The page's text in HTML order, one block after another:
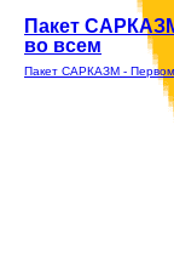
Пакет
во всем
Пакет САРКАЗМ -